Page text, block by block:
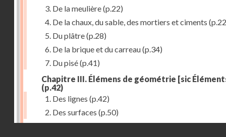
3. De la meulière(p.22)
4. De la chaux, du sable, des mortiers et ciments
5. Du plâtre(p.28)
6. De la brique et du carreau(p.34)
7. Du pisé(p.41)
Chapitre III. Élémens de géométrie [sic
(p.42)
1. Des lignes (p.42)
2. Des surfaces (p.50)